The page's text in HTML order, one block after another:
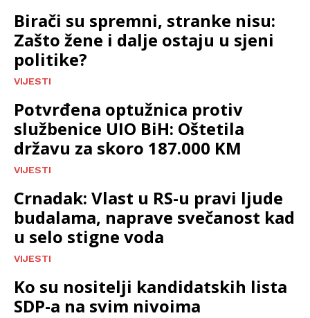
Birači su spremni, stranke nisu:
Zašto žene i dalje ostaju u sjeni
politike?
VIJESTI
Potvrđena optužnica protiv
službenice UIO BiH: Oštetila
državu za skoro 187.000 KM
VIJESTI
Crnadak: Vlast u RS-u pravi ljude
budalama, naprave svečanost kad
u selo stigne voda
VIJESTI
Ko su nositelji kandidatskih lista
SDP-a na svim nivoima